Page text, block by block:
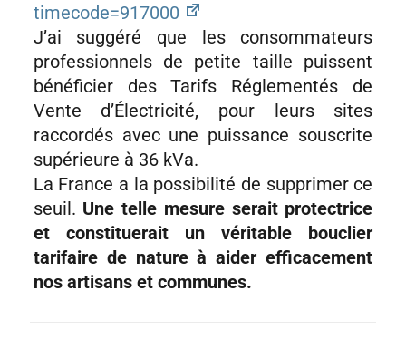
timecode=917000
J’ai suggéré que les consommateurs
professionnels de petite taille puissent
bénéficier des Tarifs Réglementés de
Vente d’Électricité, pour leurs sites
raccordés avec une puissance souscrite
supérieure à 36 kVa.
La France a la possibilité de supprimer ce
seuil. Une telle mesure serait protectrice
et constituerait un véritable bouclier
tarifaire de nature à aider efficacement
nos artisans et communes.